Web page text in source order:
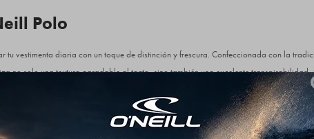
Polo
tu vestimenta diaria con un toque de distinción y frescura. Confeccionada con la
no solo una textura agradable al tacto, sino también una excelente
en una pieza versátil y fácil de combinar. El corte regular asegura un ajuste
silueta. Presenta un cuello clásico de polo con una solapa de dos botones y un sutil